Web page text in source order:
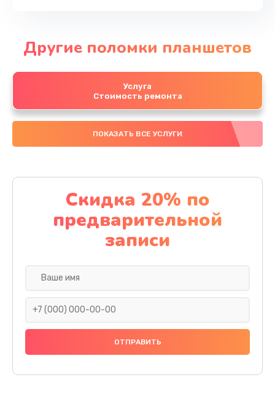
Другие поломки планшетов
Услуга
Стоимость ремонта
ПОКАЗАТЬ ВСЕ УСЛУГИ
Скидка 20% по
предварительной
записи